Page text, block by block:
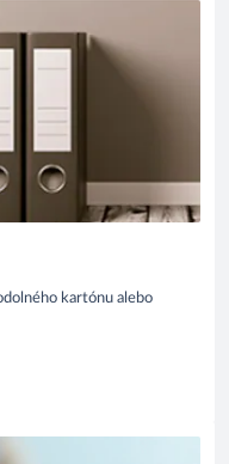
kartónu alebo